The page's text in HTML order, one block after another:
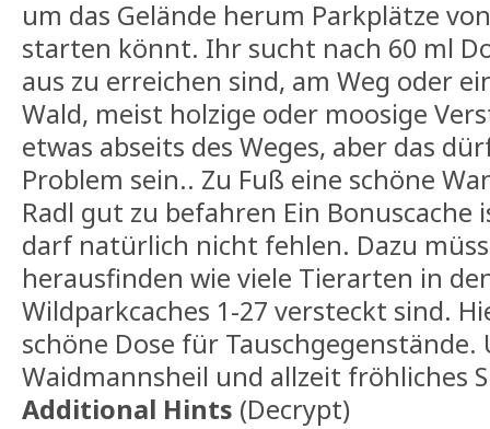
um das Gelände herum Parkplätze
starten könnt. Ihr sucht nach 60 ml
aus zu erreichen sind, am Weg oder
Wald, meist holzige oder moosige
etwas abseits des Weges, aber das
Problem sein.. Zu Fuß eine schöne
Radl gut zu befahren Ein Bonuscache
darf natürlich nicht fehlen. Dazu
herausfinden wie viele Tierarten in
Wildparkcaches 1-27 versteckt sind.
schöne Dose für Tauschgegenstände.
Waidmannsheil und allzeit fröhliches
Additional Hints (Decrypt)